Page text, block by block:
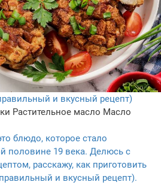
и вкусный рецепт)
Растительное масло Масло
блюдо, которое стало
половине 19 века. Делюсь с
расскажу, как приготовить
и вкусный рецепт).